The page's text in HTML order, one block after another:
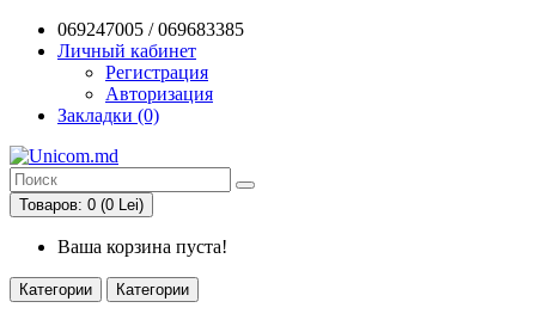
069247005 / 069683385
Личный кабинет
Регистрация
Авторизация
Закладки (0)
Товаров: 0 (0 Lei)
Ваша корзина пуста!
Категории Категории